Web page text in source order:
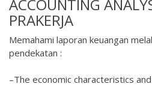
ACCOUNTING
PRAKERJA
Memahami laporan keuangan
pendekatan :
–The economic characteristics